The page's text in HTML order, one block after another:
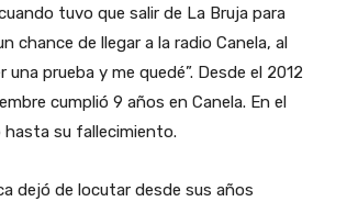
tuvo que salir de La Bruja para
chance de llegar a la radio Canela, al
prueba y me quedé”. Desde el 2012
cumplió 9 años en Canela. En el
hasta su fallecimiento.
dejó de locutar desde sus años